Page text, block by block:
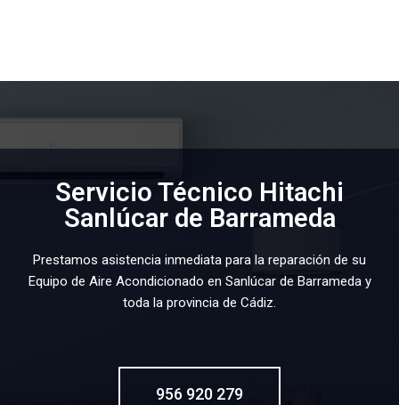
Servicio Técnico Hitachi
Sanlúcar de Barrameda
Prestamos asistencia inmediata para la reparación de su
Equipo de Aire Acondicionado en Sanlúcar de Barrameda y
toda la provincia de Cádiz.
956 920 279